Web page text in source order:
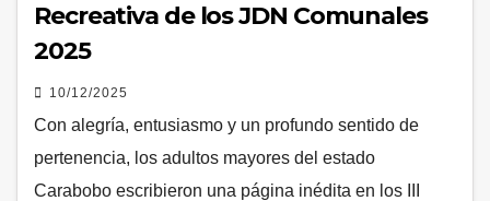
Recreativa de los JDN Comunales
2025
10/12/2025
Con alegría, entusiasmo y un profundo sentido de
pertenencia, los adultos mayores del estado
Carabobo escribieron una página inédita en los III